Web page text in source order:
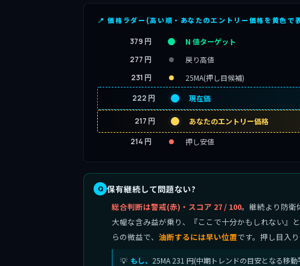
📍 価格ラダー(高い順・あなたのエントリー価格を黄色で
379 円 N 値ターゲット
277 円 戻り高値
231 円 25MA(押し目候補)
222 円 現在価
217 円 あなたのエントリー価格
214 円 押し安値
保有継続して問題ない?
総合判断は警戒(赤)・スコア 27 / 100。継続より防衛
大幅な含み益が乗り、『ここで十分かもしれない』
らの微益で、 油断するには早い位置です。押し目入
もし、 25MA 231 円(中期トレンドの目安となる移動